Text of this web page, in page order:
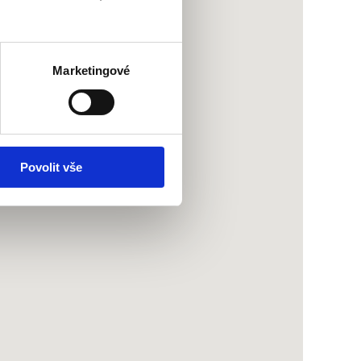
Marketingové
Povolit vše